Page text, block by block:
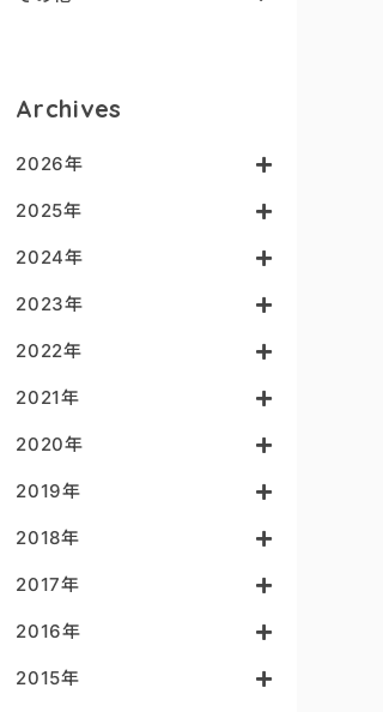
Archives
2026年
2025年
2024年
2023年
2022年
2021年
2020年
2019年
2018年
2017年
2016年
2015年